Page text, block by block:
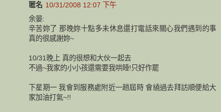
匿名 10/31/2008 12:07 下午
余晏:
辛苦妳了 那晚妳十點多未休息還打電話來關心我們遇到的事
真的很感謝妳~
10/31晚上 真的很想和大伙一起去
不過~我家的小小孩還需要我哄睡!只好作罷
下星期一 我會到服務處附近一趟屆時 會繞過去拜訪順便給大
家加油打氣~!!